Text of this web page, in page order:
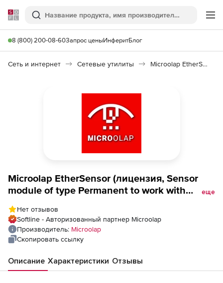
Softline
Поиск
8 (800) 200-08-60Запрос ценыИнферитБлог
Сеть и интернет Сетевые утилиты Microolap EtherSensor
Microolap EtherSensor (лицензия, Sensor
module of type Permanent to work with
period, updates are available), up to 400
Mbps and up to 15 000 simultaneous
sessions (approx. 1 000 network users)
еще
Нет отзывов
Softline - Авторизованный партнер Microolap
Производитель: Microolap
Скопировать ссылку
Описание Характеристики Отзывы